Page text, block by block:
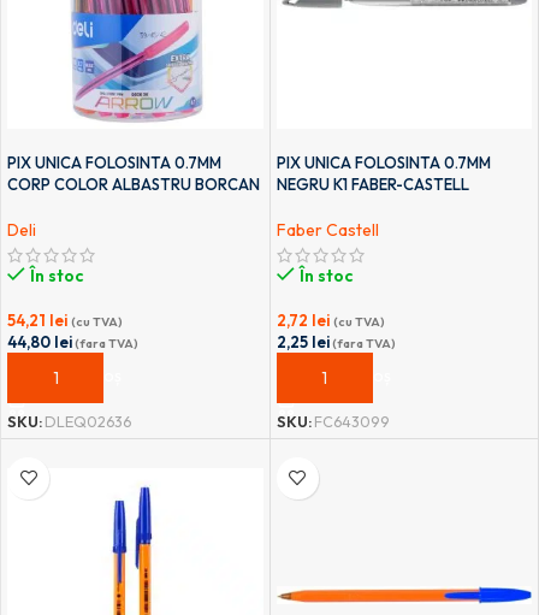
PIX UNICA FOLOSINTA 0.7MM
CORP COLOR ALBASTRU BORCAN
Deli
În stoc
54,21 lei (cu TVA)
44,80 lei(fara TVA)
ADAUGĂ ÎN COȘ
SKU:DLEQ02636
PIX UNICA FOLOSINTA 0.7MM
NEGRU K1 FABER-CASTELL
Faber Castell
În stoc
2,72 lei (cu TVA)
2,25 lei(fara TVA)
ADAUGĂ ÎN COȘ
SKU:FC643099